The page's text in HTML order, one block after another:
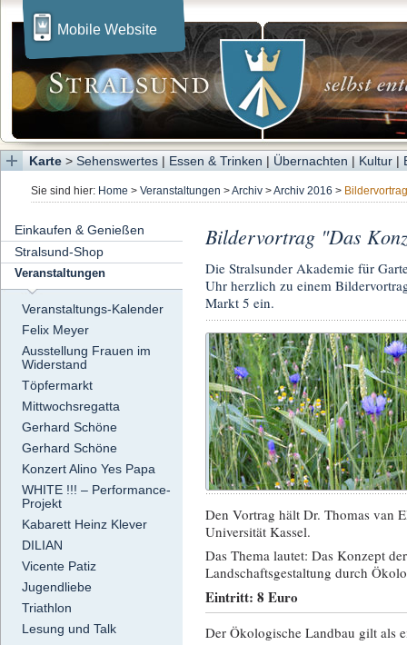
Mobile Website
Karte > Sehenswertes | Essen & Trinken | Übernachten | Kultur |
Sie sind hier: Home > Veranstaltungen >Archiv >Archiv 2016 > Bildervortrag
Einkaufen & Genießen
Stralsund-Shop
Veranstaltungen
Veranstaltungs-Kalender
Felix Meyer
Ausstellung Frauen im
Widerstand
Töpfermarkt
Mittwochsregatta
Gerhard Schöne
Gerhard Schöne
Konzert Alino Yes Papa
WHITE !!! – Performance-
Projekt
Kabarett Heinz Klever
DILIAN
Vicente Patiz
Jugendliebe
Triathlon
Lesung und Talk
Bildervortrag "Das
Die Stralsunder Akademie für
Uhr herzlich zu einem
Markt 5 ein.
Den Vortrag hält Dr. Thomas van
Universität Kassel.
Das Thema lautet: Das Konzept
Landschaftsgestaltung durch
Eintritt: 8 Euro
Der Ökologische Landbau gilt als